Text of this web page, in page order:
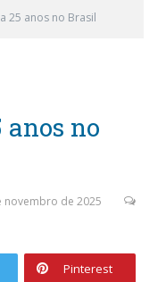
25 anos no Brasil
anos no
novembro de 2025
Pinterest